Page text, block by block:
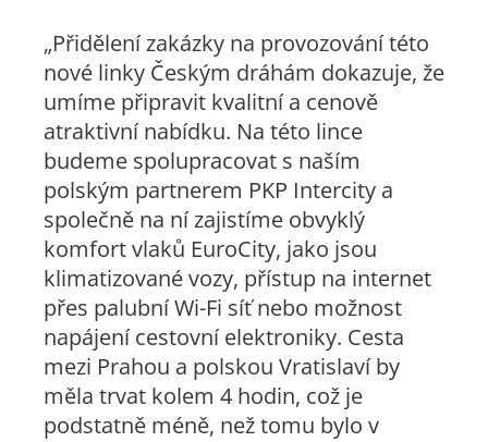
„Přidělení zakázky na provozování této
nové linky Českým dráhám dokazuje, že
umíme připravit kvalitní a cenově
atraktivní nabídku. Na této lince
budeme spolupracovat s naším
polským partnerem PKP Intercity a
společně na ní zajistíme obvyklý
komfort vlaků EuroCity, jako jsou
klimatizované vozy, přístup na internet
přes palubní Wi-Fi síť nebo možnost
napájení cestovní elektroniky. Cesta
mezi Prahou a polskou Vratislaví by
měla trvat kolem 4 hodin, což je
podstatně méně, než tomu bylo v